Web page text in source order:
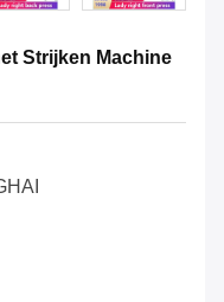
Strijken Machine